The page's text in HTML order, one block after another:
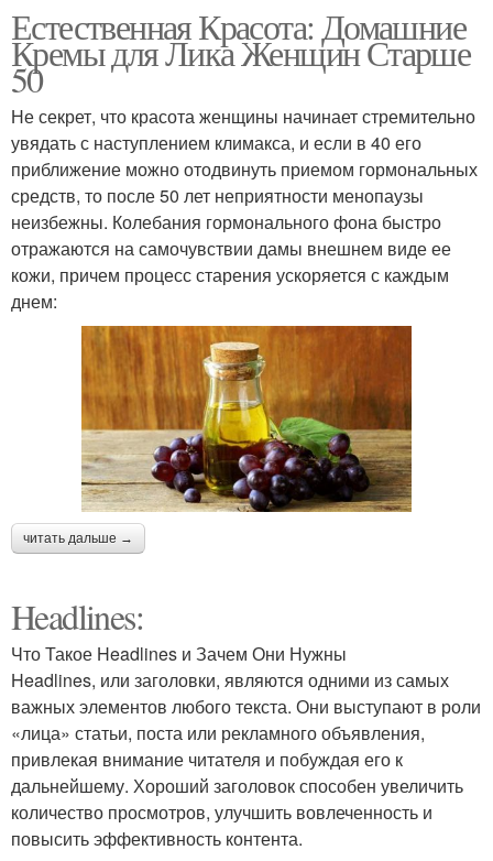
Естественная Красота: Домашние
Кремы для Лика Женщин Старше
50
Не секрет, что красота женщины начинает стремительно
увядать с наступлением климакса, и если в 40 его
приближение можно отодвинуть приемом гормональных
средств, то после 50 лет неприятности менопаузы
неизбежны. Колебания гормонального фона быстро
отражаются на самочувствии дамы внешнем виде ее
кожи, причем процесс старения ускоряется с каждым
днем:
читать дальше →
Headlines:
Что Такое Headlines и Зачем Они Нужны
Headlines, или заголовки, являются одними из самых
важных элементов любого текста. Они выступают в роли
«лица» статьи, поста или рекламного объявления,
привлекая внимание читателя и побуждая его к
дальнейшему. Хороший заголовок способен увеличить
количество просмотров, улучшить вовлеченность и
повысить эффективность контента.